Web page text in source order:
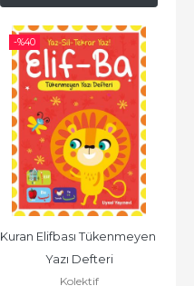
-%40
Kuran Elifbası Tükenmeyen
Yazı Defteri
Kolektif